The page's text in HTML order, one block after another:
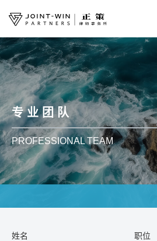
专 业 团 队
PROFESSIONAL TEAM
姓名 职位